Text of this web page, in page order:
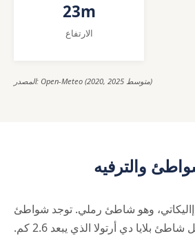
23m
الارتفاع
المصدر: Open-Meteo (2020, 2025 متوسط)
والترفيه
وهو شاطئ رملي. توجد شواطئ
أخرى في المنطقة مثل شاطئ بلايا دي أرتولا الذي يبعد 2.6 كم.